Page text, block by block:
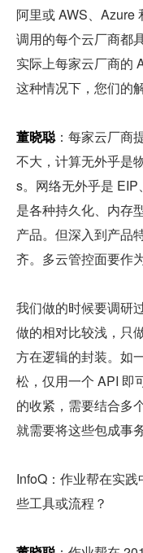
阿里或 AWS、Azure
调用的每个云厂商都
实际上每家云厂商的
这种情况下，您们的
董晓聪：每家云厂商
不大，计算无外乎是
s。网络无外乎是
是各种持久化、内存
产品。但深入到产品
齐。多云管控面要作
我们做的时候要调研
做的相对比较浅，只
方在逻辑的封装。如
松，仅用一个 API 即
的收紧，需要结合多
就需要将这些包成事
InfoQ：作业帮在实
些工具或流程？